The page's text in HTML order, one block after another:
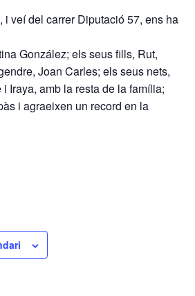
i veí del carrer Diputació 57, ens ha
González; els seus fills, Rut,
Joan Carles; els seus nets,
Iraya, amb la resta de la família;
i agraeixen un record en la